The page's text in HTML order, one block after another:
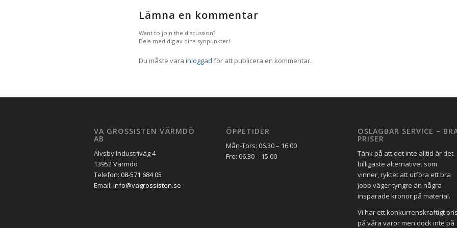
Lämna en kommentar
Want to join the discussion?
Dela med dig av dina synpunkter!
Du måste vara inloggad för att publicera en kommentar.
VA GROSSISTEN VÄRMDÖ
AB
Älvsby Industriväg 4
13952 Värmdö
Telefon:08-571 684 05
Email:info@vagrossisten.se
ÖPPETIDER
Mån-Tors: 06.30 – 16.00
Fre: 06.30 – 15.00
OSLAGBAR SERVICE –
PRISER
Tänk på att det inte alltid är det
billigaste alternativet som
vinner, ryktet att utföra ett bra
jobb väger tyngre än några
insparade kronor på material.
Vi har ett konkurrenskraftigt pris
på våra varor men dock inte på